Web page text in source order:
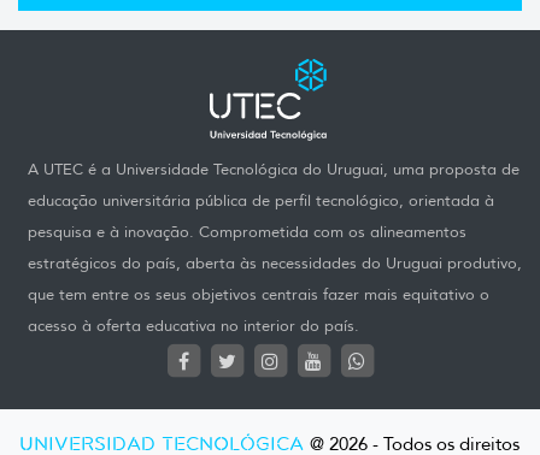
A UTEC é a Universidade Tecnológica do Uruguai, uma proposta de
educação universitária pública de perfil tecnológico, orientada à
pesquisa e à inovação. Comprometida com os alineamentos
estratégicos do país, aberta às necessidades do Uruguai produtivo,
que tem entre os seus objetivos centrais fazer mais equitativo o
acesso à oferta educativa no interior do país.
UNIVERSIDAD TECNOLÓGICA @ 2026 - Todos os direitos